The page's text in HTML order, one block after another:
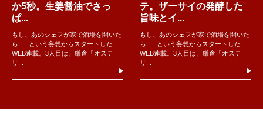
か5秒。生姜醤油でさっ
ぱ...
もし、あのシェフが家で酒場を開いた
ら......という妄想からスタートした
WEB連載。3人目は、鎌倉「オステ
リ...
テ。ザーサイの発酵した
旨味とイ...
もし、あのシェフが家で酒場を開いた
ら......という妄想からスタートした
WEB連載。3人目は、鎌倉「オステ
リ...